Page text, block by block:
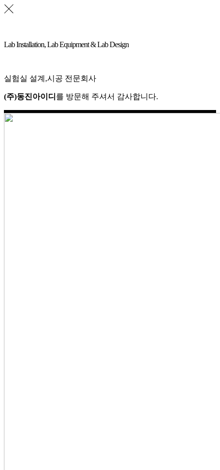
Lab Installation, Lab Equipment & Lab Design
실험실 설계,시공 전문회사
(주)동진아이디 를 방문해 주셔서 감사합니다.